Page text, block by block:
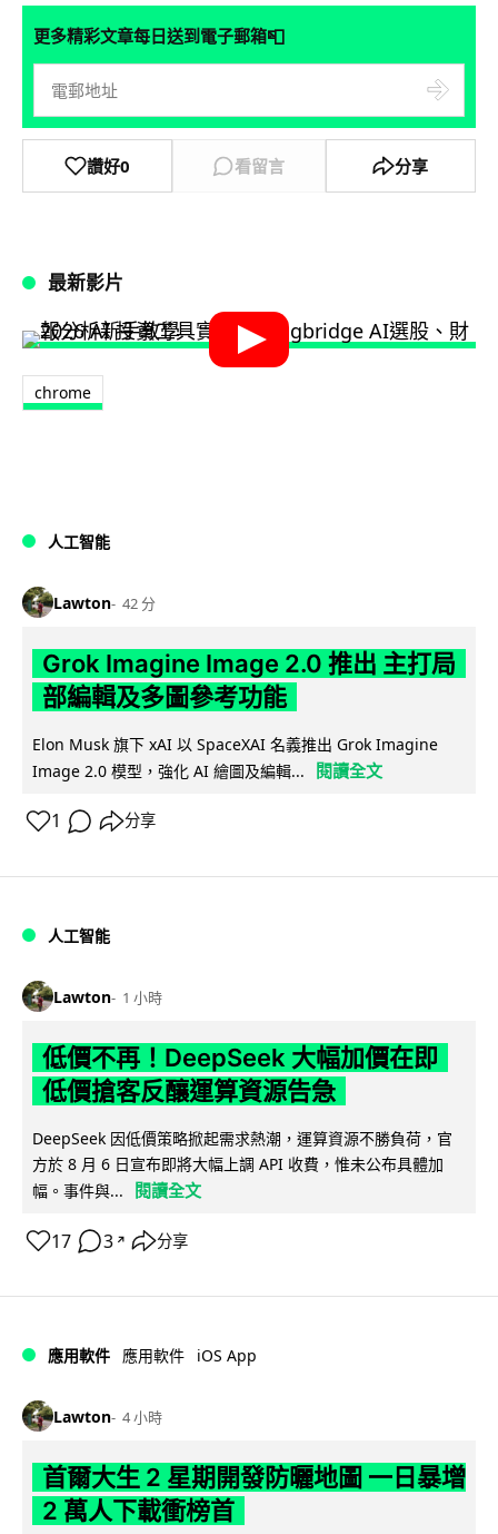
更多精彩文章每日送到電子郵箱📮
讚好0 看留言 分享
最新影片
chrome
人工智能
Lawton 42 分
Grok Imagine Image 2.0 推出 主打局
部編輯及多圖參考功能
Elon Musk 旗下 xAI 以 SpaceXAI 名義推出 Grok Imagine
Image 2.0 模型，強化 AI 繪圖及編輯...
閱讀全文
1 分享
人工智能
Lawton 1 小時
低價不再！DeepSeek 大幅加價在即
低價搶客反釀運算資源告急
DeepSeek 因低價策略掀起需求熱潮，運算資源不勝負荷，官
方於 8 月 6 日宣布即將大幅上調 API 收費，惟未公布具體加
幅。事件與...
閱讀全文
17 3 ↗ 分享
應用軟件 應用軟件 iOS App
Lawton 4 小時
首爾大生 2 星期開發防曬地圖 一日暴增
2 萬人下載衝榜首